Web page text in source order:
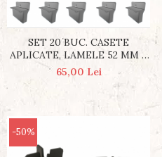
SET 20 BUC. CASETE
APLICATE, LAMELE 52 MM X
8 MM
65,00 Lei
-50%